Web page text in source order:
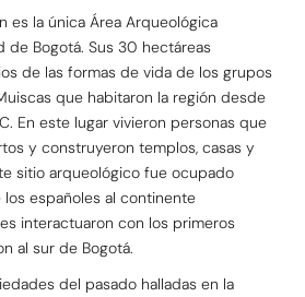
es la única Área Arqueológica
de Bogotá. Sus 30 hectáreas
de las formas de vida de los grupos
que habitaron la región desde
En este lugar vivieron personas que
y construyeron templos, casas y
sitio arqueológico fue ocupado
españoles al continente
interactuaron con los primeros
al sur de Bogotá.
del pasado halladas en la